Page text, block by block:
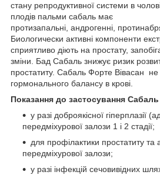
стану репродуктивної системи в
плодів пальми сабаль має
протизапальні, андрогенні,
Биологически активні компоненти
сприятливо діють на простату,
зміни. Бад Сабаль знижує ризик
простатиту. Сабаль Форте Вівасан не
гормонального балансу в крові.
Показання до застосування
у разі доброякісної гіперплазії
передміхурової залози 1 і 2 стадії;
для профілактики простатиту та
передміхурової залози;
у разі інфекцій сечовивідних